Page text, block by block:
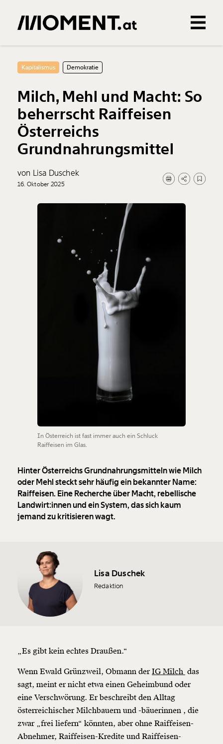
0Treffer
Kapitalismus Demokratie
Milch, Mehl und Macht: So
beherrscht Raiffeisen
Österreichs
Grundnahrungsmittel
von Lisa Duschek
16. Oktober 2025
In Österreich ist fast immer auch ein Schluck
Raiffeisen im Glas.
Hinter Österreichs Grundnahrungsmitteln wie Milch
oder Mehl steckt sehr häufig ein bekannter Name:
Raiffeisen. Eine Recherche über Macht, rebellische
Landwirt:innen und ein System, das sich kaum
jemand zu kritisieren wagt.
Lisa Duschek
Redaktion
„Es gibt kein echtes Draußen.“
Wenn Ewald Grünzweil, Obmann derIG Milch das
sagt, meint er nicht etwa einen Geheimbund oder
eine Verschwörung. Er beschreibt den Alltag
österreichischer Milchbauern und -bäuerinnen , die
zwar „frei liefern“ könnten, aber ohne Raiffeisen-
Abnehmer, Raiffeisen-Kredite und Raiffeisen-